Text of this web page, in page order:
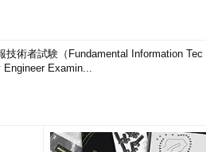
のコンピューターが、自動更新を実
- アプリケーション エラー"を閉じた
を実行できないことがあります、エラ
示するエラー メッセージのダイアログ
ログラムをダウンロードする時に発生
技術者試験（Fundamental Information Tec
Engineer Examin...